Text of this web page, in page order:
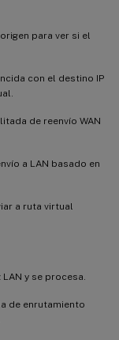
para ver si el
con el destino IP
de reenvío WAN
a LAN basado en
a ruta virtual
y se procesa.
de enrutamiento